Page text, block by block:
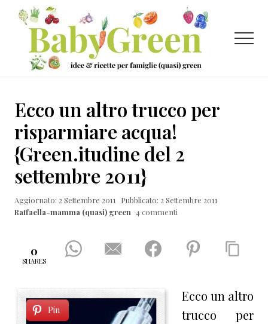
Menu
Passa
contenuto
principale
Passa
laterale
primaria
Passa
ricette
per
famiglie
(quasi)
green
Menu
Ecco un altro trucco per
risparmiare acqua!
{Green.itudine del 2
settembre 2011}
Aggiornato: 2 Settembre 2011
Pubblicato: 2 Settembre 2011
Raffaella-mamma (quasi) green 4 commenti
0
SHARES
Pin
Ecco un altro
trucco per